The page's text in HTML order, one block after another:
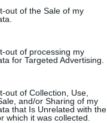
out of the Sale of my
out of processing my
for Targeted Advertising.
out of Collection, Use,
and/or Sharing of my
that Is Unrelated with the
which it was collected.